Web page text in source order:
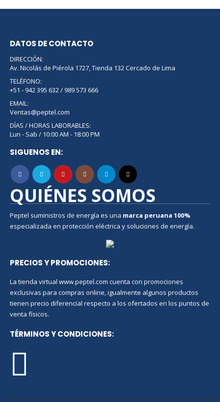
DATOS DE CONTACTO
DIRECCIÓN:
Av. Nicolás de Piérola 1727, Tienda 132 Cercado de Lima
TELÉFONO:
+51 - 942 395 632 / 989 573 666
EMAIL:
Ventas@peptel.com
DÍAS / HORAS LABORABLES:
Lun - Sab / 10:00 AM - 18:00 PM
SIGUENOS EN:
QUIÉNES SOMOS
Peptel suministros de energía es una marca peruana 100%
especializada en protección eléctrica y soluciones de energía.
PRECIOS Y PROMOCIONES:
La tienda virtual www.peptel.com cuenta con promociones
exclusivas para compras online, igualmente algunos productos
tienen precio diferencial respecto a los ofertados en los puntos de
venta físicos.
TÉRMINOS Y CONDICIONES: